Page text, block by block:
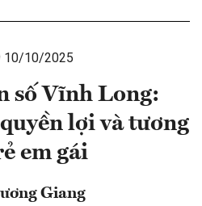
10/10/2025
số Vĩnh Long:
lợi và tương
em gái
Giang